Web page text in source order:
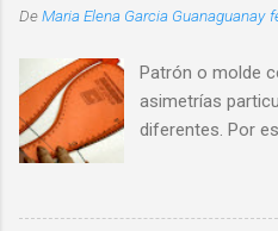
DeMaria Elena Garcia Guanaguanay
Patrón o molde
asimetrías
diferentes. Por
nuestra silueta
y seguros.